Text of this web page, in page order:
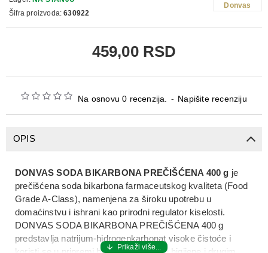
Na osnovu 0 recenzija. - Napišite recenziju
459,00 RSD
Šifra proizvoda: 630922
Donvas
OPIS
DONVAS SODA BIKARBONA PREČIŠĆENA 400 g je
prečišćena soda bikarbona farmaceutskog kvaliteta (Food
Grade A-Class), namenjena za široku upotrebu u
domaćinstvu i ishrani kao prirodni regulator kiselosti.
DONVAS SODA BIKARBONA PREČIŠĆENA 400 g
predstavlja natrijum-hidrogenkarbonat visoke čistoće i